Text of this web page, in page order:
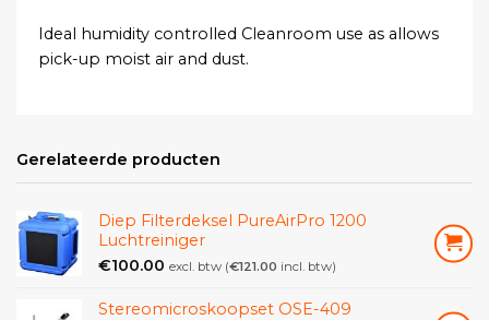
Ideal humidity controlled Cleanroom use as allows
pick-up moist air and dust.
ULPA = Ultra low Penetration Air: 99,999%
retention on 0,12µ particles.
Gerelateerde producten
Diep Filterdeksel PureAirPro 1200
Luchtreiniger
€100.00 excl. btw (€121.00 incl. btw)
Stereomicroskoopset OSE-409